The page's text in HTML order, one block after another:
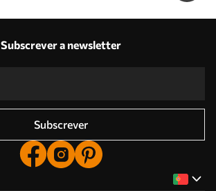
Subscrever a newsletter
Subscrever